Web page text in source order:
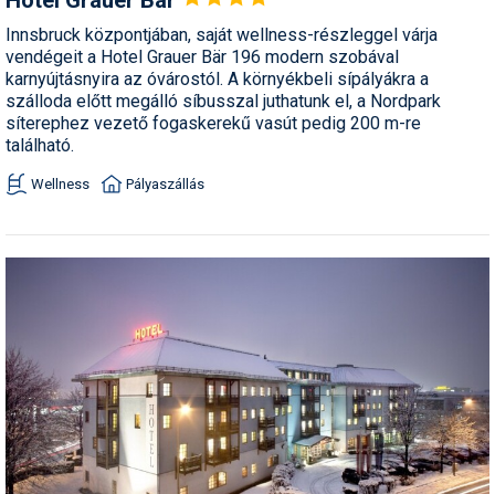
Innsbruck központjában, saját wellness-részleggel várja
vendégeit a Hotel Grauer Bär 196 modern szobával
karnyújtásnyira az óvárostól. A környékbeli sípályákra a
szálloda előtt megálló síbusszal juthatunk el, a Nordpark
síterephez vezető fogaskerekű vasút pedig 200 m-re
található.
Wellness Pályaszállás